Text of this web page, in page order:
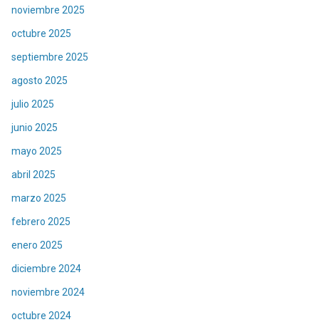
noviembre 2025
octubre 2025
septiembre 2025
agosto 2025
julio 2025
junio 2025
mayo 2025
abril 2025
marzo 2025
febrero 2025
enero 2025
diciembre 2024
noviembre 2024
octubre 2024